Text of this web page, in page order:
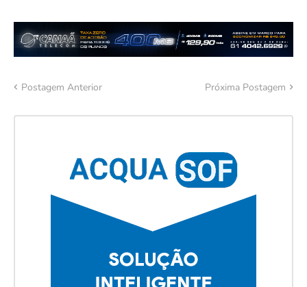
Postagem Anterior Próxima Postagem